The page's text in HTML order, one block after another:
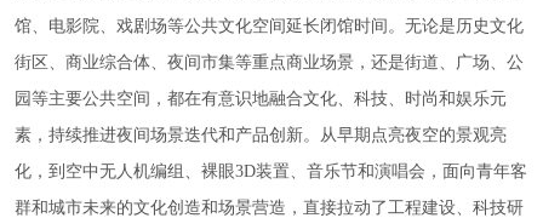
馆、电影院、戏剧场等公共文化空间延长闭馆时间。无论是历史文化
街区、商业综合体、夜间市集等重点商业场景，还是街道、广场、公
园等主要公共空间，都在有意识地融合文化、科技、时尚和娱乐元
素，持续推进夜间场景迭代和产品创新。从早期点亮夜空的景观亮
化，到空中无人机编组、裸眼3D装置、音乐节和演唱会，面向青年客
群和城市未来的文化创造和场景营造，直接拉动了工程建设、科技研